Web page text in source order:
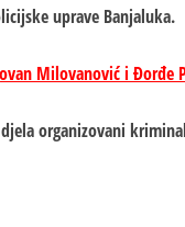
uprave Banjaluka.
Milovanović i Đorđe
organizovani